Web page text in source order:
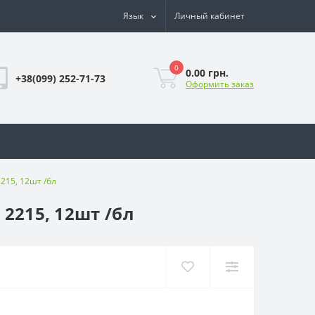
Язык Личный кабинет
+38(099) 252-71-73
0 0.00 грн.
Оформить заказ
12шт /бл
12шт /бл